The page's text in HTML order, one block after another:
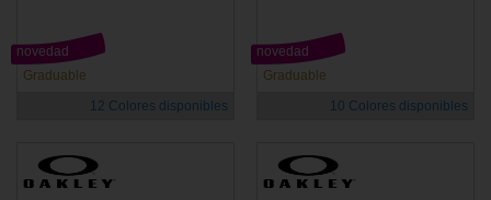
Graduable
novedad
12 Colores disponibles
Graduable
novedad
10 Colores disponibles